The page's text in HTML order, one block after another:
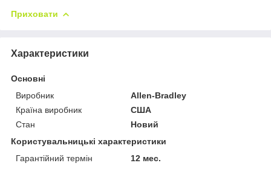
Приховати
Характеристики
Основні
Виробник
Allen-Bradley
Країна виробник
США
Стан
Новий
Користувальницькі характеристики
Гарантійний термін
12 мес.